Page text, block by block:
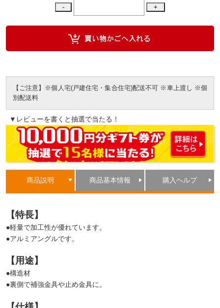
【ご注意】※個人宅(戸建住宅・集合住宅)配送不可 ※車上渡し ※個
別配送料
▼レビューを書くと抽選で当たる！
商品説明 商品基本情報 購入ヘルプ
【特長】
●軽量で加工性が優れています。
●アルミアングルです。
【用途】
●構造材
●裏側で補強金具や止め金具に。